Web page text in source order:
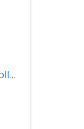
Φυσίγγια NSI Lepre Special Collection Λαγός 38gr 00045